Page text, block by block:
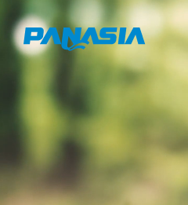
메뉴 바로가기 본문 바로가기